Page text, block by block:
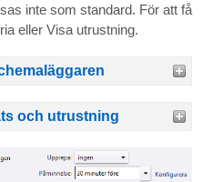
inte som standard. För att få
eller Visa utrustning.
och utrustning